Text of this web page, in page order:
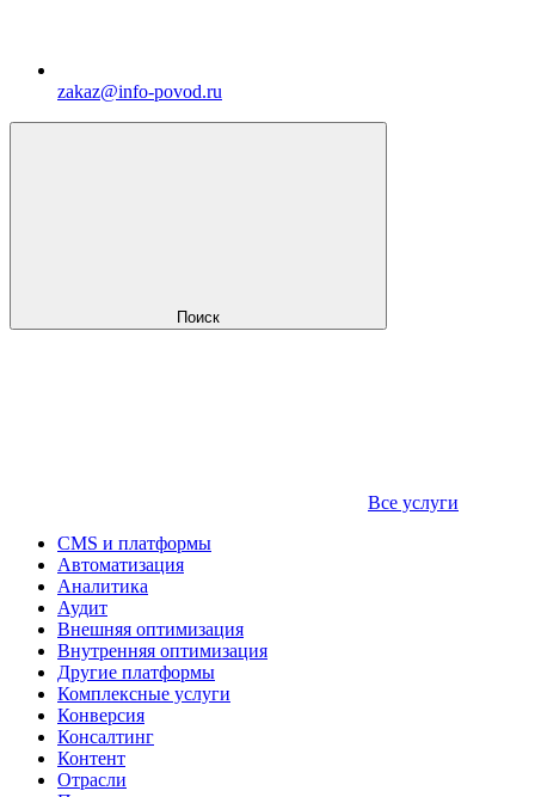
zakaz@info-povod.ru
Поиск
Все услуги
CMS и платформы
Автоматизация
Аналитика
Аудит
Внешняя оптимизация
Внутренняя оптимизация
Другие платформы
Комплексные услуги
Конверсия
Консалтинг
Контент
Отрасли